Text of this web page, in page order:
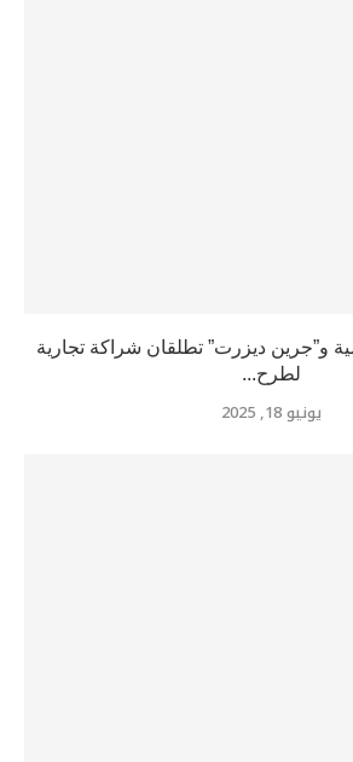
و”جرين ديزرت” تطلقان شراكة تجارية
لطرح...
يونيو 18, 2025